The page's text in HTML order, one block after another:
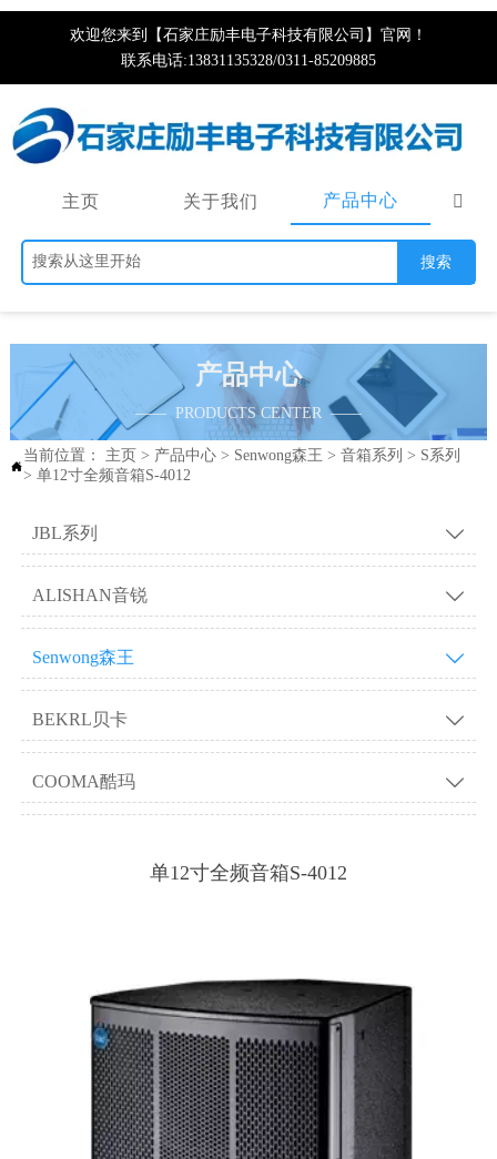
欢迎您来到【石家庄励丰电子科技有限公司】官网！
联系电话:13831135328/0311-85209885
主页 关于我们 产品中心
搜索
产品中心
—— PRODUCTS CENTER ——

当前位置： 主页 > 产品中心> Senwong森王 > 音箱系列 > S系列
> 单12寸全频音箱S-4012
JBL系列 
ALISHAN音锐 
Senwong森王 
BEKRL贝卡 
COOMA酷玛 
单12寸全频音箱S-4012